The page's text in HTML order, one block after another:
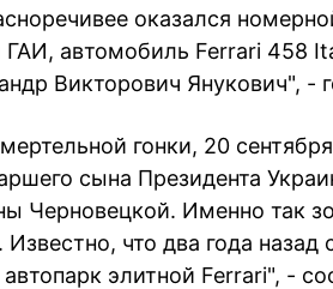
оказался
автомобиль Ferrari 458
Викторович Янукович", -
гонки, 20
сына Президента
Черновецкой. Именно так
Известно, что два года
элитной Ferrari", -